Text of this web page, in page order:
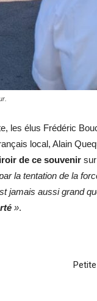
les élus Frédéric
local, Alain
de ce souvenir
la tentation de la
jamais aussi grand
».